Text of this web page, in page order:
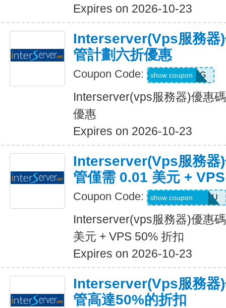
Expires on 2026-10-23
Interserver(vps服務器
管計劃六折優惠
Coupon Code: VIPHOSTING
show coupon
Interserver(vps服務器)優惠
優惠
Expires on 2026-10-23
Interserver(vps服務器
管僅需 0.01 美元 +
Coupon Code: OFFERFORYOU
show coupon
Interserver(vps服務器)優惠
美元 + VPS 50% 折扣
Expires on 2026-10-23
Interserver(vps服務器
管高達50%的折扣